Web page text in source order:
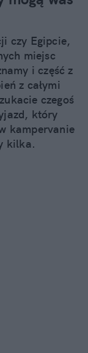
czy Egipcie,
miejsc
i część z
z całymi
czegoś
który
kampervanie
kilka.